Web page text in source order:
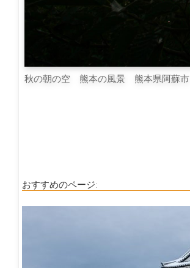
秋の朝の空 熊本の風景 熊本県阿蘇市
おすすめのページ: